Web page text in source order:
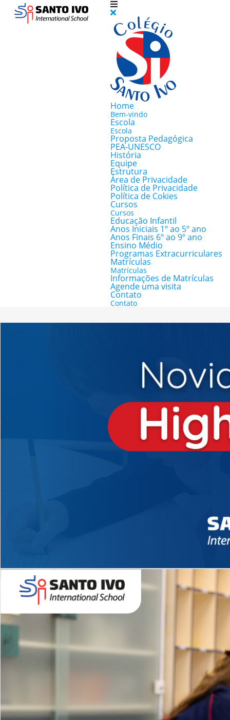
Home
Bem-vindo
Escola
Escola
Proposta Pedagógica
PEA-UNESCO
História
Equipe
Estrutura
Área de Privacidade
Política de Privacidade
Política de Cokies
Cursos
Cursos
Educação Infantil
Anos Iniciais 1º ao 5º ano
Anos Finais 6º ao 9º ano
Ensino Médio
Programas Extracurriculares
Matrículas
Matrículas
Informações de Matrículas
Agende uma visita
Contato
Contato
Novidades 2026 High School
EDUCAÇÃO INFANTIL
Inglês todos os dias